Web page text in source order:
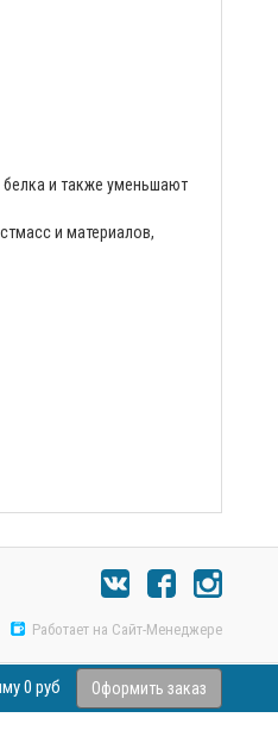
и также уменьшают
и материалов,
0 руб Оформить заказ
Работает на Сайт-Менеджере